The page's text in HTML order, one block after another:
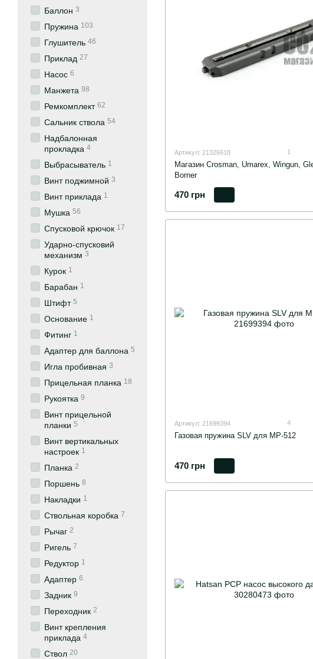
Артикул: 21326618 1
Магазин Crosman, Umarex, Wingun,
Borner
470 грн
Артикул: 21699394 4
Газовая пружина SLV для МР-512
470 грн
Баллон 3
Пружина 103
Глушитель 46
Приклад 27
Насос 6
Манжета 98
Ремкомплект 62
Сальник ствола 54
Надбалонная
прокладка 4
Выбрасыватель 1
Винт поджимной 3
Винт приклада 1
Мушка 56
Спусковой крючок 17
Ударно-спусковий
механизм 3
Курок 1
Барабан 1
Штифт 5
Основание 1
Фитинг 1
Адаптер для баллона 5
Игла пробивная 3
Прицельная планка 18
Рукоятка 9
Винт прицельной
планки 5
Винт вертикальных
настроек 1
Планка 2
Поршень 8
Накладки 1
Ствольная коробка 7
Рычаг 2
Ригель 7
Редуктор 1
Адаптер 6
Задник 9
Переходник 2
Винт крепления
приклада 4
Ствол 20